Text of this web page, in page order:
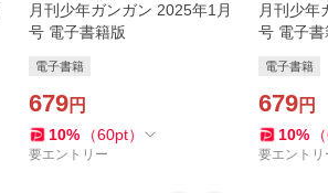
月刊少年ガンガン 2025年1月
号 電子書籍版
電子書籍
679円
10% （60pt）
要エントリー
月刊少年
号 電子書
電子書籍
679円
10% （
要エントリ